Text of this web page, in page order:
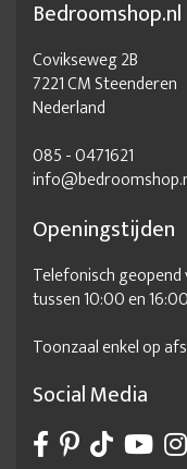
Bedroomshop.nl
Covikseweg 2B
7221 CM Steenderen
Nederland
085 - 0471621
Openingstijden
Telefonisch
tussen 10:00 en
Toonzaal enkel op
Social Media